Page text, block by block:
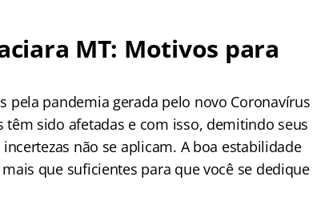
MT: Motivos para
pela pandemia gerada pelo novo Coronavírus
têm sido afetadas e com isso, demitindo seus
não se aplicam. A boa estabilidade
que suficientes para que você se dedique